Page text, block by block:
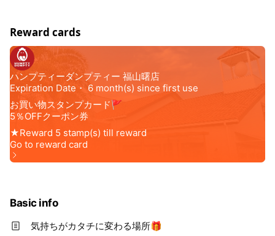
Reward cards
Basic info
気持ちがカタチに変わる場所🎁